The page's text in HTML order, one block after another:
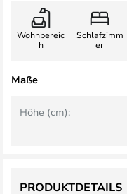
Wohnbereic
h
Schlafzimm
er
Maße
Höhe (cm):
PRODUKTDETAILS